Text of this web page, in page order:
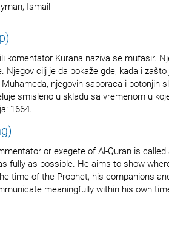
Ismail
komentator Kurana naziva se mufasir.
Njegov cilj je da pokaže gde, kada i
Muhameda, njegovih saboraca i potonjih
smisleno u skladu sa vremenom u
1664.
or exegete of Al-Quran is
fully as possible. He aims to show
time of the Prophet, his companions
meaningfully within his own